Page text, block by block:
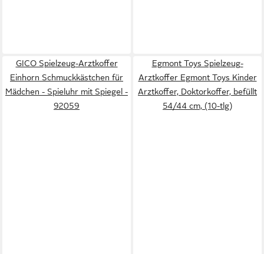
GICO Spielzeug-Arztkoffer
Einhorn Schmuckkästchen für
Mädchen - Spieluhr mit Spiegel -
92059
Egmont Toys Spielzeug-
Arztkoffer Egmont Toys Kinder
Arztkoffer, Doktorkoffer, befüllt
54/44 cm, (10-tlg)